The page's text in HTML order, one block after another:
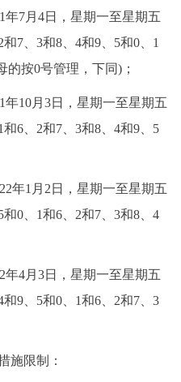
PORTUGUÊS
7月4日，星期一至星期五
7、3和8、4和9、5和0、1
按0号管理，下同)；
10月3日，星期一至星期五
6、2和7、3和8、4和9、5
1月2日，星期一至星期五
0、1和6、2和7、3和8、4
4月3日，星期一至星期五
9、5和0、1和6、2和7、3
限制：